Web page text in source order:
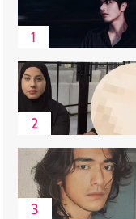
1
2
3